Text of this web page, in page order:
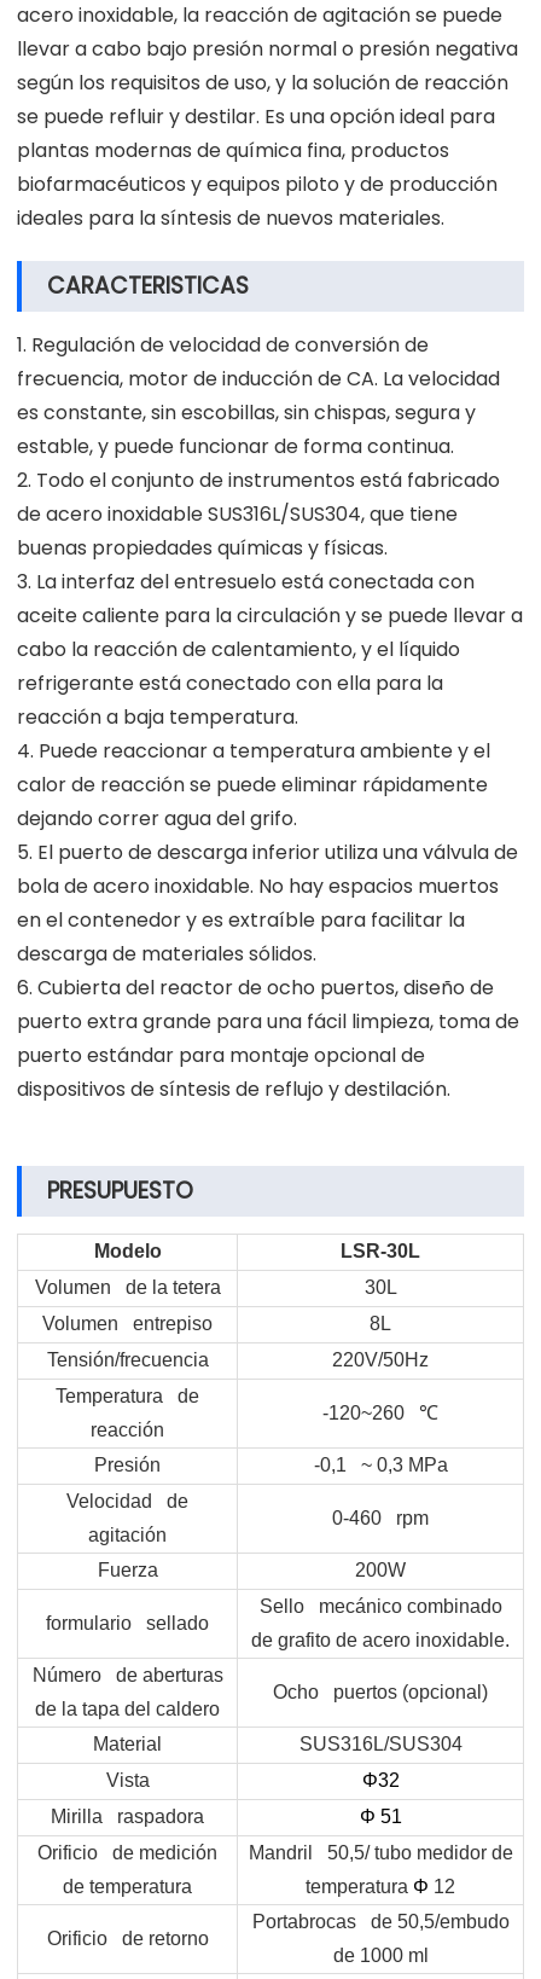
acero inoxidable, la reacción de agitación se puede
llevar a cabo bajo presión normal o presión negativa
según los requisitos de uso, y la solución de reacción
se puede refluir y destilar. Es una opción ideal para
plantas modernas de química fina, productos
biofarmacéuticos y equipos piloto y de producción
ideales para la síntesis de nuevos materiales.
CARACTERISTICAS
1. Regulación de velocidad de conversión de
frecuencia, motor de inducción de CA. La velocidad
es constante, sin escobillas, sin chispas, segura y
estable, y puede funcionar de forma continua.
2. Todo el conjunto de instrumentos está fabricado
de acero inoxidable SUS316L/SUS304, que tiene
buenas propiedades químicas y físicas.
3. La interfaz del entresuelo está conectada con
aceite caliente para la circulación y se puede llevar a
cabo la reacción de calentamiento, y el líquido
refrigerante está conectado con ella para la
reacción a baja temperatura.
4. Puede reaccionar a temperatura ambiente y el
calor de reacción se puede eliminar rápidamente
dejando correr agua del grifo.
5. El puerto de descarga inferior utiliza una válvula de
bola de acero inoxidable. No hay espacios muertos
en el contenedor y es extraíble para facilitar la
descarga de materiales sólidos.
6. Cubierta del reactor de ocho puertos, diseño de
puerto extra grande para una fácil limpieza, toma de
puerto estándar para montaje opcional de
dispositivos de síntesis de reflujo y destilación.
PRESUPUESTO
Modelo
LSR-30L
Volumen de la tetera
30L
Volumen entrepiso
8L
Tensión/frecuencia
220V/50Hz
Temperatura de
reacción
-120~260 ℃
Presión
-0,1 ~ 0,3 MPa
Velocidad de
agitación
0-460 rpm
Fuerza 200W
formulario sellado
Sello mecánico combinado
de grafito de acero inoxidable.
Número de aberturas
de la tapa del caldero
Ocho puertos (opcional)
Material
SUS316L/SUS304
Vista
Φ32
Mirilla raspadora
Φ 51
Orificio de medición
de temperatura
Mandril 50,5/ tubo medidor de
temperatura Φ 12
Orificio de retorno
Portabrocas de 50,5/embudo
de 1000 ml